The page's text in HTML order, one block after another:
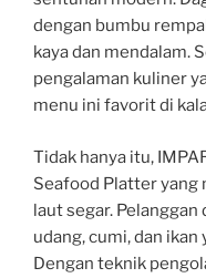
dengan bumbu
kaya dan mendalam.
pengalaman kuliner
menu ini favorit di
Tidak hanya itu,
Seafood Platter yang
laut segar.
udang, cumi, dan
Dengan teknik